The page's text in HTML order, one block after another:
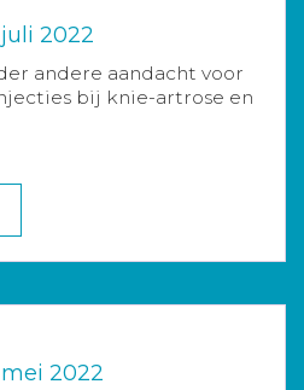
2022
andere aandacht voor
bij knie-artrose en
2022